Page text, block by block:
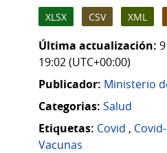
XLSX CSV XML
Última actualización:
19:02 (UTC+00:00)
Publicador: Ministerio
Categorias: Salud
Etiquetas: Covid ,
Vacunas